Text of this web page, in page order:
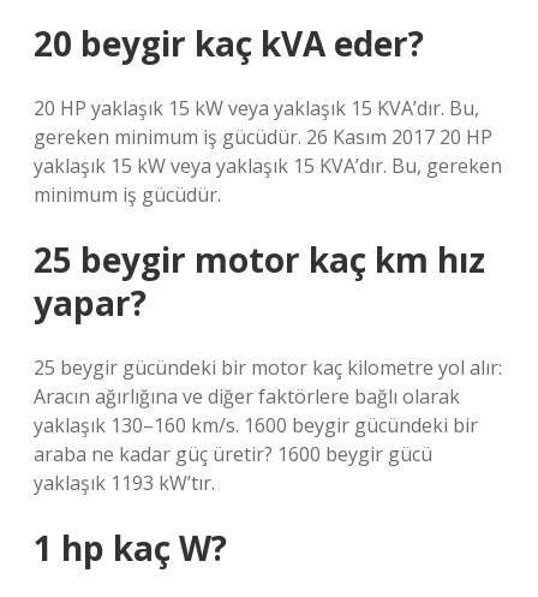
20 beygir kaç kVA eder?
20 HP yaklaşık 15 kW veya yaklaşık 15 KVA’dır. Bu,
gereken minimum iş gücüdür. 26 Kasım 2017 20 HP
yaklaşık 15 kW veya yaklaşık 15 KVA’dır. Bu, gereken
minimum iş gücüdür.
25 beygir motor kaç km hız
yapar?
25 beygir gücündeki bir motor kaç kilometre yol alır:
Aracın ağırlığına ve diğer faktörlere bağlı olarak
yaklaşık 130–160 km/s. 1600 beygir gücündeki bir
araba ne kadar güç üretir? 1600 beygir gücü
yaklaşık 1193 kW’tır.
1 hp kaç W?